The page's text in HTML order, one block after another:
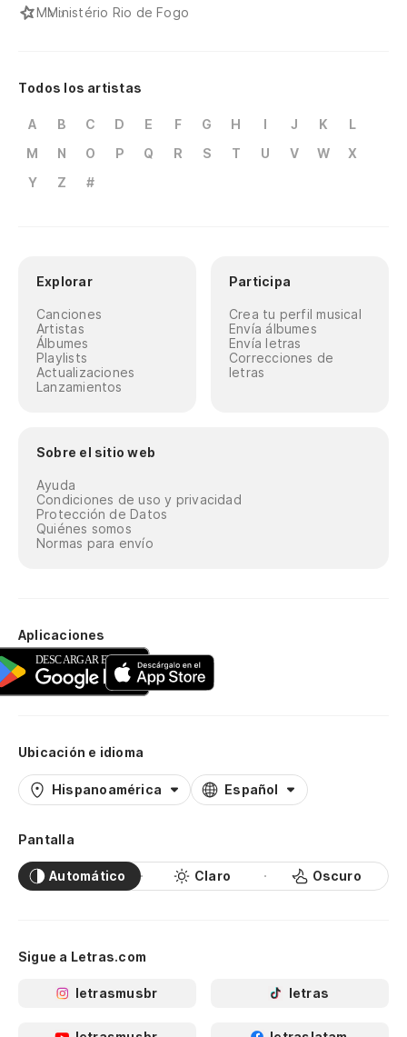
MMinistério Rio de Fogo
Todos los artistas
A B C D E F G H I J K
L
M
N O P Q R S T U V W
X
Y
Z #
Explorar
Canciones
Artistas
Álbumes
Playlists
Actualizaciones
Lanzamientos
Participa
Crea tu perfil musical
Envía álbumes
Envía letras
Correcciones de
letras
Sobre el sitio web
Ayuda
Condiciones de uso y privacidad
Protección de Datos
Quiénes somos
Normas para envío
Aplicaciones
Ubicación e idioma
Hispanoamérica Español
Pantalla
Automático Claro Oscuro
Sigue a Letras.com
letrasmusbr letras